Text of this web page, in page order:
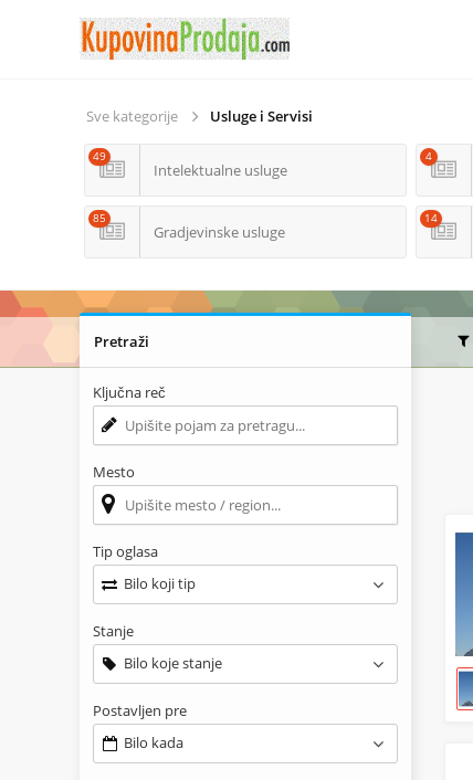
Sve kategorije Usluge i Servisi
Intelektualne usluge
49 4
Gradjevinske usluge
85 14
Pretraži
Ključna reč
Mesto
Tip oglasa
Bilo koji tip
Stanje
Bilo koje stanje
Postavljen pre
Bilo kada